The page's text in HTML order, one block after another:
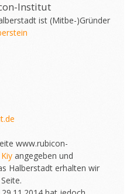
Institut
ist (Mitbe-)Gründer
www.rubicon-
angegeben und
Halberstadt erhalten wir